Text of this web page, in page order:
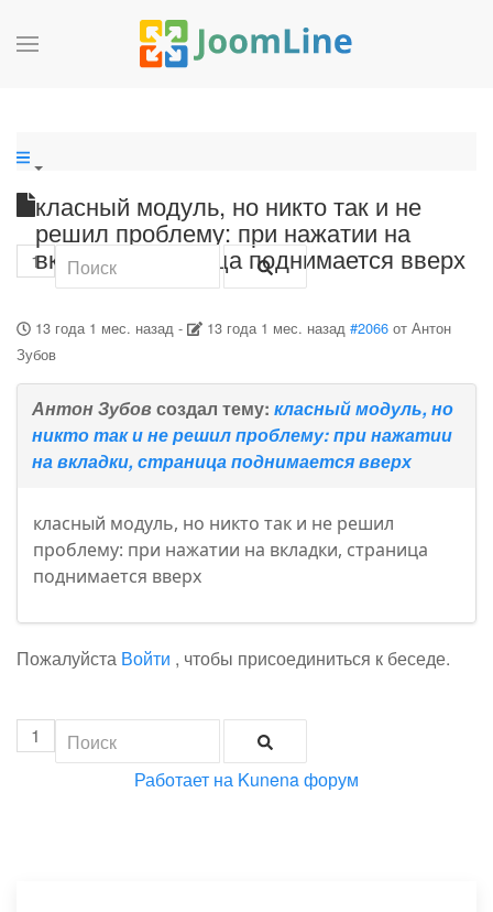
класный модуль, но никто так и не
решил проблему: при нажатии на
вкладки, страница поднимается вверх
1
13 года 1 мес. назад- 13 года 1 мес. назад #2066 отАнтон
Зубов
Антон Зубовсоздал тему: класный модуль, но
никто так и не решил проблему: при нажатии
на вкладки, страница поднимается вверх
класный модуль, но никто так и не решил
проблему: при нажатии на вкладки, страница
поднимается вверх
Пожалуйста Войти , чтобы присоединиться к беседе.
1
Работает на Kunena форум